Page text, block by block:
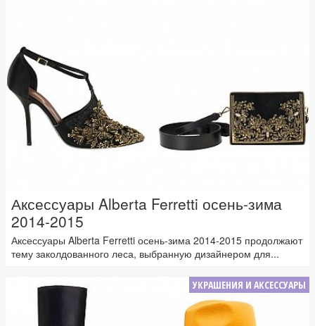
Аксессуары Alberta Ferretti осень-зима
2014-2015
Аксессуары Alberta Ferretti осень-зима 2014-2015 продолжают
тему заколдованного леса, выбранную дизайнером для...
УКРАШЕНИЯ И АКСЕССУАРЫ